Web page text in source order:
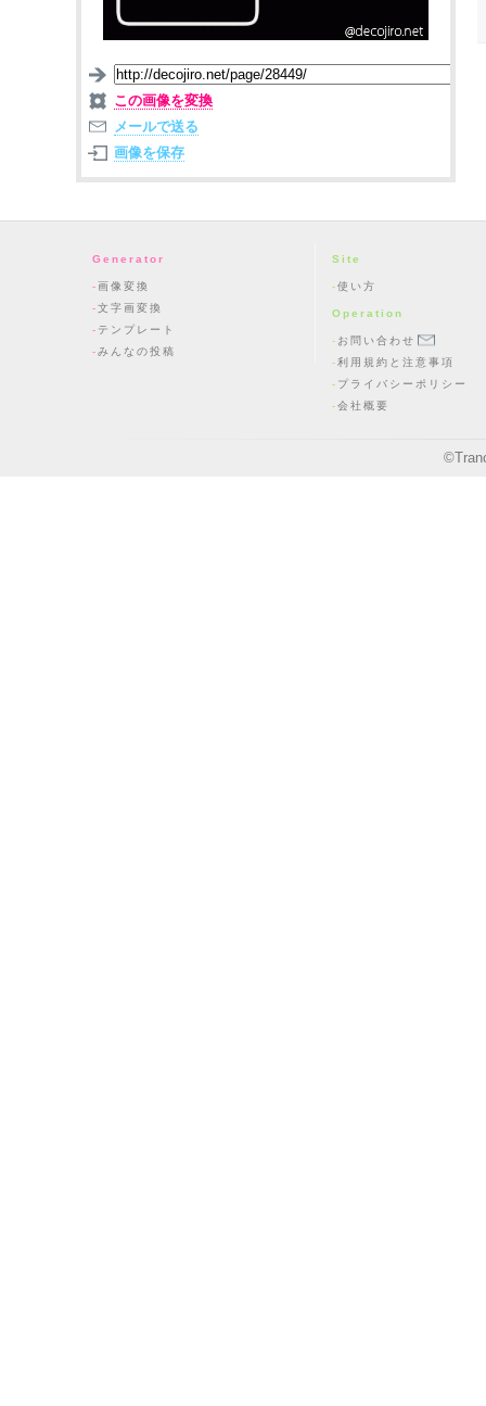
この画像を変換
メールで送る
画像を保存
Generator
画像変換
文字画変換
テンプレート
みんなの投稿
Site
使い方
Operation
お問い合わせ
利用規約と注意事項
プライバシーポリシー
会社概要
©